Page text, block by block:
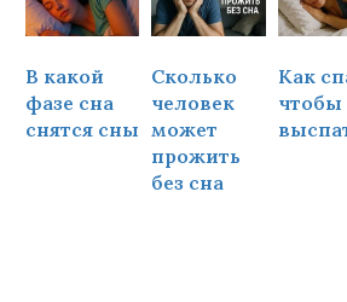
В какой
фазе сна
снятся сны
Сколько
человек
может
прожить
без сна
Как
чтобы